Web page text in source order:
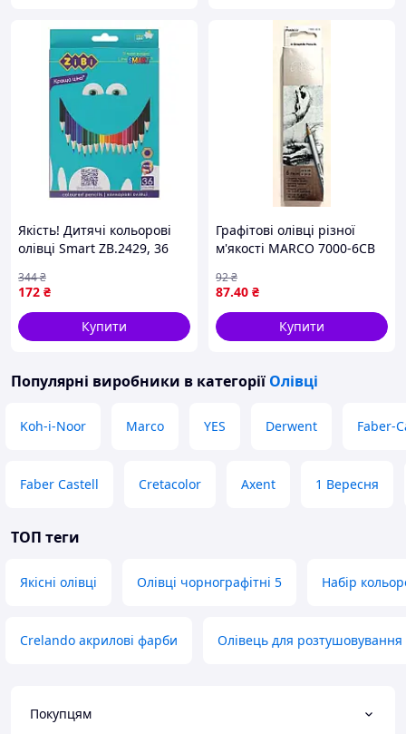
Якість! Дитячі кольорові
олівці Smart ZB.2429, 36
172 ₴
344₴
Купити
Графітові олівці різної
м'якості MARCO 7000-6CB
87.40 ₴
92₴
Купити
Популярні виробники в категорії Олівці
Koh-i-Noor Marco YES Derwent Faber-
Faber Castell Cretacolor Axent 1 Вересня
ТОП теги
Якісні олівці Олівці чорнографітні 5 Набір
Crelando акрилові фарби Олівець для розтушовування
Покупцям